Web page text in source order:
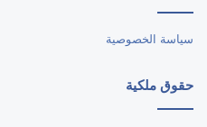
سياسة الخصوصية
حقوق ملكية